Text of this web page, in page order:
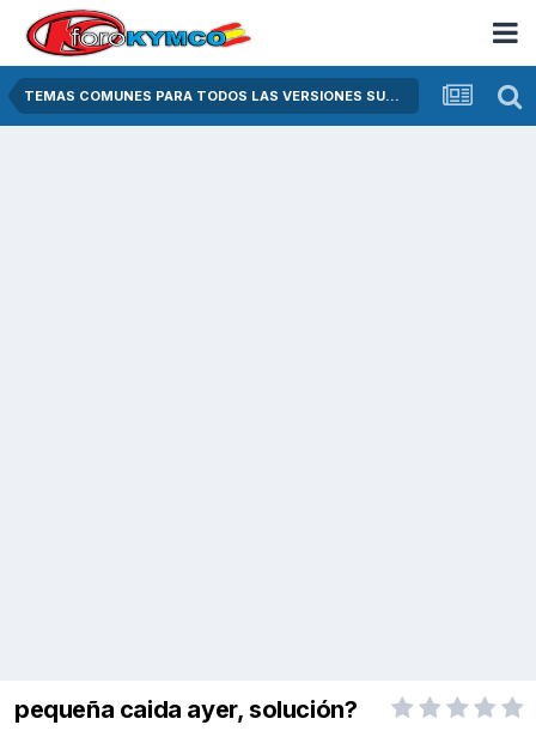
TEMAS COMUNES PARA TODOS LAS VERSIONES SUPER DINK
pequeña caida ayer, solución?